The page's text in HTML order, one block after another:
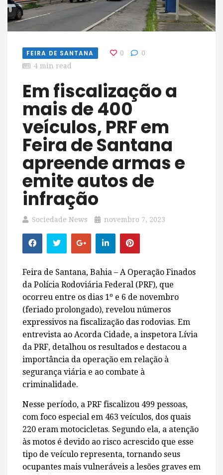
FEIRA DE SANTANA 0
0
4 min read
Em fiscalização a
mais de 400
veículos, PRF em
Feira de Santana
apreende armas e
emite autos de
infração
Sociedade News novembro 7, 2023
Feira de Santana, Bahia – A Operação Finados
da Polícia Rodoviária Federal (PRF), que
ocorreu entre os dias 1º e 6 de novembro
(feriado prolongado), revelou números
expressivos na fiscalização das rodovias. Em
entrevista ao Acorda Cidade, a inspetora Lívia
da PRF, detalhou os resultados e destacou a
importância da operação em relação à
segurança viária e ao combate à
criminalidade.
Nesse período, a PRF fiscalizou 499 pessoas,
com foco especial em 463 veículos, dos quais
220 eram motocicletas. Segundo ela, a atenção
às motos é devido ao risco acrescido que esse
tipo de veículo representa, tornando seus
ocupantes mais vulneráveis a lesões graves em